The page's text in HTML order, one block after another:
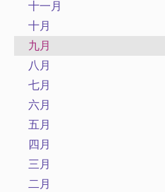
十一月
十月
九月
八月
七月
六月
五月
四月
三月
二月